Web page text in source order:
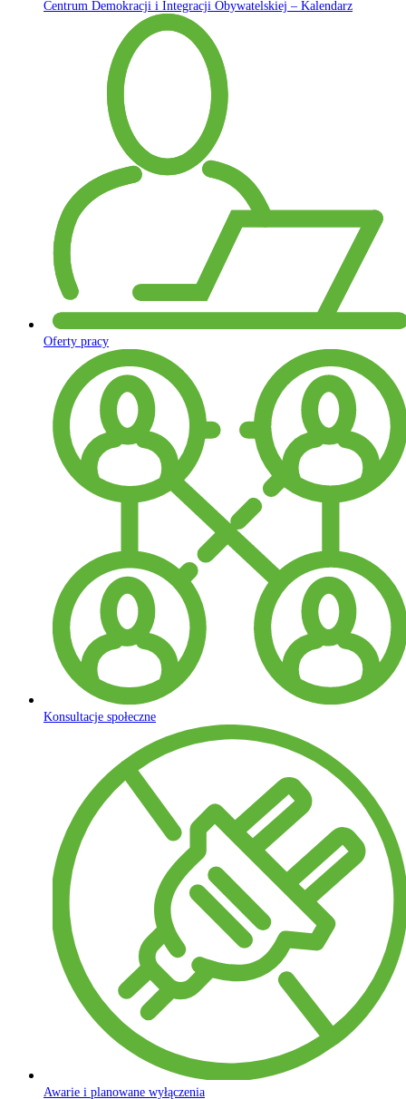
Centrum Demokracji i Integracji Obywatelskiej – Kalendarz
Oferty pracy
Konsultacje społeczne
Awarie i planowane wyłączenia